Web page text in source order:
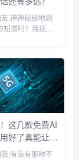
,神神秘秘地跑
知道吗？我现在
果他掏出手机，
界面——不是什么
是一个看起来挺简
这几款免费AI
好了真能让你
,有没有那种不